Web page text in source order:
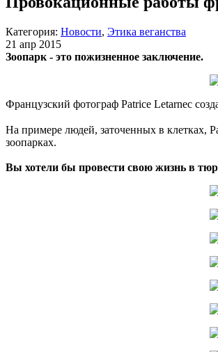
Категория: Новости, Этика веганства
21 апр 2015
Зоопарк - это пожизненное заключение.
Французский фотограф Patrice Letarnec
На примере людей, заточенных в клетках,
зоопарках.
Вы хотели бы провести свою жизнь в